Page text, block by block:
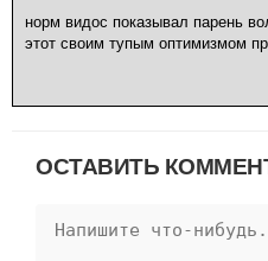
норм видос показывал парень
этот своим тупым оптимизмом
ОСТАВИТЬ